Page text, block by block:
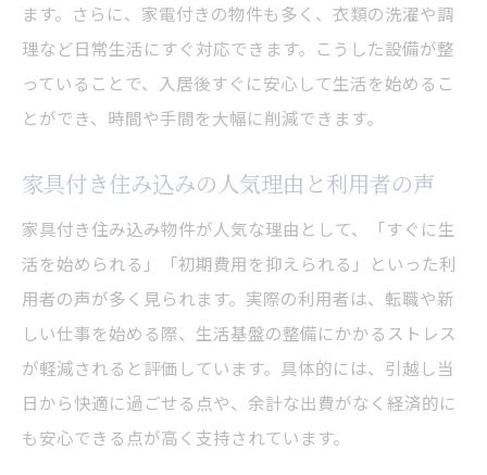
ます。さらに、家電付きの物件も多く、衣類の洗濯や調
理など日常生活にすぐ対応できます。こうした設備が整
っていることで、入居後すぐに安心して生活を始めるこ
とができ、時間や手間を大幅に削減できます。
家具付き住み込みの人気理由と利用者の声
家具付き住み込み物件が人気な理由として、「すぐに生
活を始められる」「初期費用を抑えられる」といった利
用者の声が多く見られます。実際の利用者は、転職や新
しい仕事を始める際、生活基盤の整備にかかるストレス
が軽減されると評価しています。具体的には、引越し当
日から快適に過ごせる点や、余計な出費がなく経済的に
も安心できる点が高く支持されています。